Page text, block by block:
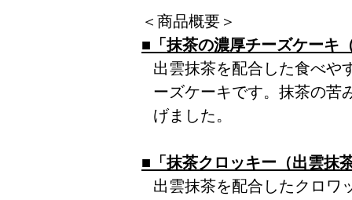
＜商品概要＞
■「抹茶の濃厚チーズケーキ
出雲抹茶を配合した食べや
ーズケーキです。抹茶の苦
げました。
■「抹茶クロッキー（出雲抹
出雲抹茶を配合したクロワ